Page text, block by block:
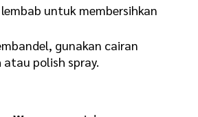
untuk membersihkan
gunakan cairan
polish spray.